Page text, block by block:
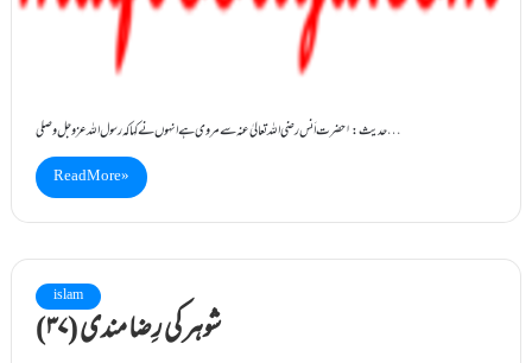
حدیث:۱ حضرت اَنس رضی اللہ تعالیٰ عنہ سے مروی ہے انہوں نے کہا کہ رسول اللہ عزوجل وصلی…
Read More »
islam
(۳۷) شوہر کی رِضا مندی